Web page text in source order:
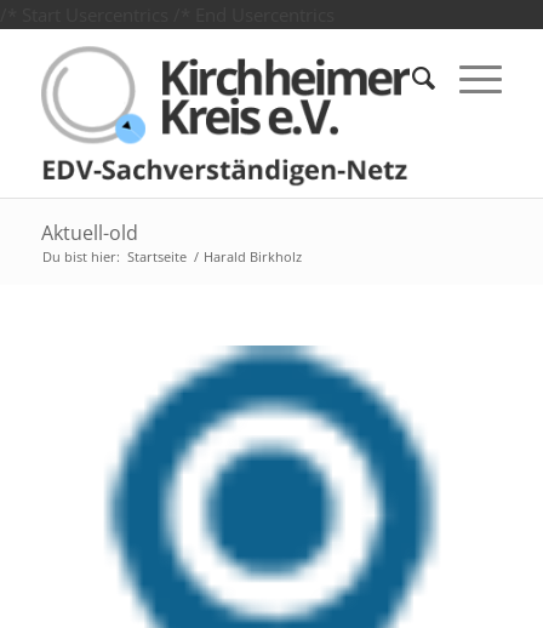
Aktuell-old
Du bist hier: Startseite / Harald Birkholz